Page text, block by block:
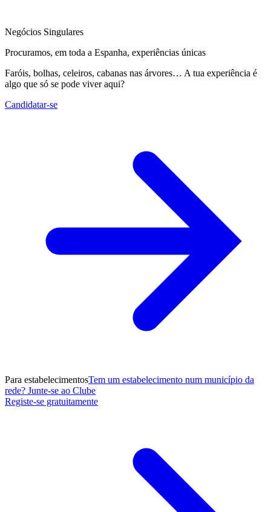
Negócios Singulares
Procuramos, em toda a Espanha, experiências únicas
Faróis, bolhas, celeiros, cabanas nas árvores… A tua experiência é
algo que só se pode viver aqui?
Candidatar-se
Para estabelecimentosTem um estabelecimento num município da
rede? Junte-se ao Clube
Registe-se gratuitamente